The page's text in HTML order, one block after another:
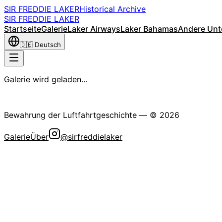
SIR FREDDIE LAKERHistorical Archive
SIR FREDDIE LAKER
StartseiteGalerieLaker AirwaysLaker BahamasAndere
🇩🇪 Deutsch
Galerie wird geladen...
Bewahrung der Luftfahrtgeschichte — © 2026
GalerieÜber @sirfreddielaker